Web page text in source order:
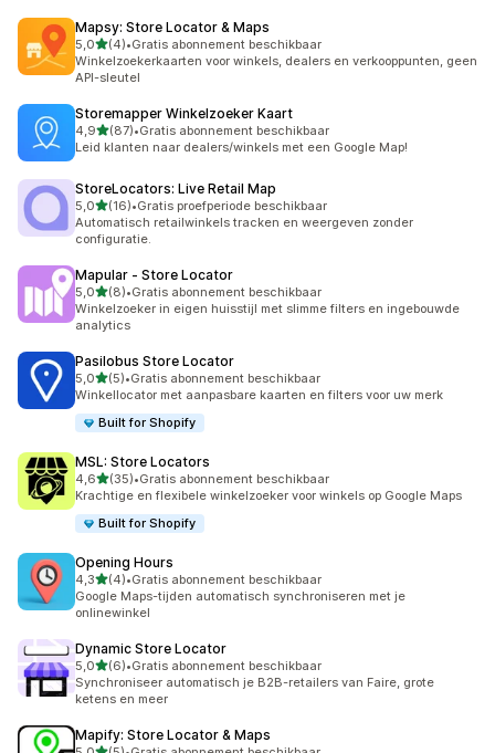
Mapsy: Store Locator & Maps
5,0van 5 sterren
(4)
4 recensies in totaal
•Gratis abonnement beschikbaar
Winkelzoekerkaarten voor winkels, dealers en verkooppunten, geen
API-sleutel
Storemapper Winkelzoeker Kaart
4,9van 5 sterren
(87)
87 recensies in totaal
•Gratis abonnement beschikbaar
Leid klanten naar dealers/winkels met een Google Map!
StoreLocators: Live Retail Map
5,0van 5 sterren
(16)
16 recensies in totaal
•Gratis proefperiode beschikbaar
Automatisch retailwinkels tracken en weergeven zonder
configuratie.
Mapular ‑ Store Locator
5,0van 5 sterren
(8)
8 recensies in totaal
•Gratis abonnement beschikbaar
Winkelzoeker in eigen huisstijl met slimme filters en ingebouwde
analytics
Pasilobus Store Locator
5,0van 5 sterren
(5)
5 recensies in totaal
•Gratis abonnement beschikbaar
Winkellocator met aanpasbare kaarten en filters voor uw merk
Built for Shopify
MSL: Store Locators
4,6van 5 sterren
(35)
35 recensies in totaal
•Gratis abonnement beschikbaar
Krachtige en flexibele winkelzoeker voor winkels op Google Maps
Built for Shopify
Opening Hours
4,3van 5 sterren
(4)
4 recensies in totaal
•Gratis abonnement beschikbaar
Google Maps-tijden automatisch synchroniseren met je
onlinewinkel
Dynamic Store Locator
5,0van 5 sterren
(6)
6 recensies in totaal
•Gratis abonnement beschikbaar
Synchroniseer automatisch je B2B-retailers van Faire, grote
ketens en meer
Mapify: Store Locator & Maps